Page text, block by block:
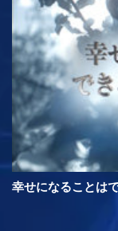
幸せになることは